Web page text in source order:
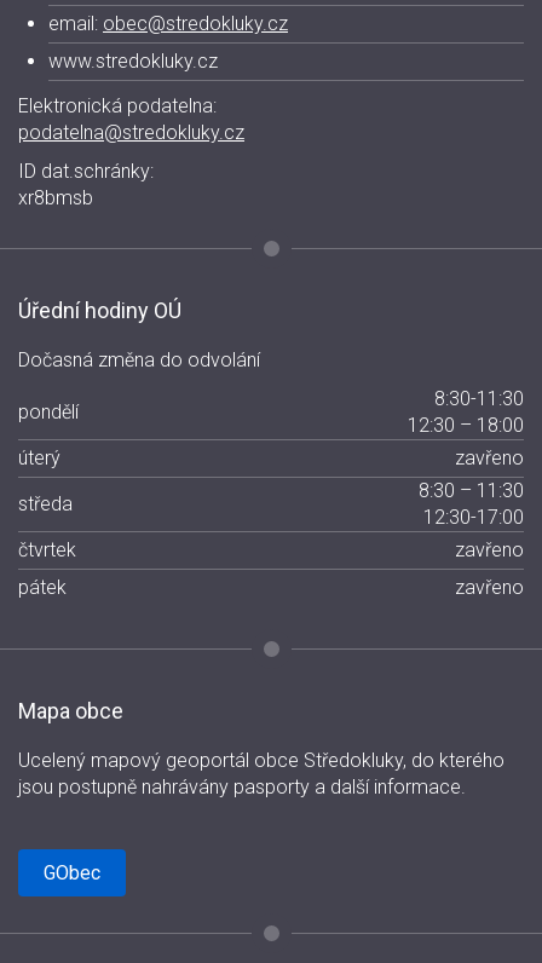
email: obec@stredokluky.cz
www.stredokluky.cz
Elektronická podatelna:
podatelna@stredokluky.cz
ID dat.schránky:
xr8bmsb
Úřední hodiny OÚ
Dočasná změna do odvolání
pondělí
8:30-11:30
12:30 – 18:00
úterý
zavřeno
středa
8:30 – 11:30
12:30-17:00
čtvrtek
zavřeno
pátek
zavřeno
Mapa obce
Ucelený mapový geoportál obce Středokluky, do kterého
jsou postupně nahrávány pasporty a další informace.
GObec